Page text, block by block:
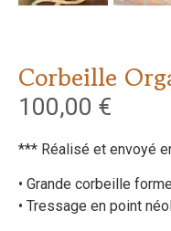
Corbeille
100,00 €
*** Réalisé et envoyé
• Grande corbeille
• Tressage en point